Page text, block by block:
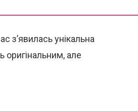
з’явилась унікальна
оригінальним, але